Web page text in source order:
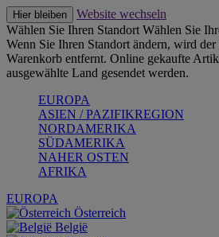
Hier bleiben
Website wechseln
Wählen Sie Ihren Standort Wählen Sie
Wenn Sie Ihren Standort ändern, wird
Warenkorb entfernt. Online gekaufte
ausgewählte Land gesendet werden.
EUROPA
ASIEN / PAZIFIKREGION
NORDAMERIKA
SÜDAMERIKA
NAHER OSTEN
AFRIKA
EUROPA
Österreich
België